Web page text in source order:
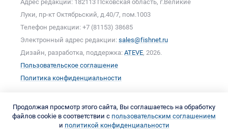
Адрес редакции: 182113 Псковская область, г.Великие
Луки, пр-кт Октябрьский, д.40/7, пом.1003
Телефон редакции: +7 (81153) 38685
Электронный адрес редакции: sales@fishnet.ru
Дизайн, разработка, поддержка: ATEVE, 2026.
Пользовательское соглашение
Политика конфиденциальности
Продолжая просмотр этого сайта, Вы соглашаетесь на обработку
файлов cookie в соответствии с пользовательским соглашением
и политикой конфиденциальности